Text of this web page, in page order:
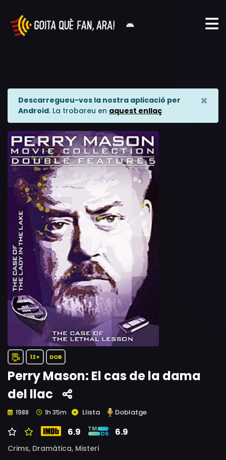
Descarregueu-vos la nostra aplicació per
Android. La trobareu en aquest enllaç
×
12+ DOB
Perry Mason: El cas de la dama
del llac
1988 1h 35m Llista Doblatge
6.9 6.9
Crims, Dramàtica, Misteri